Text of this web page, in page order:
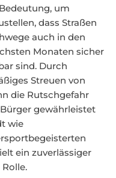
um
dass Straßen
auch in den
Monaten sicher
sind. Durch
Streuen von
die Rutschgefahr
gewährleistet
wie
ein zuverlässiger